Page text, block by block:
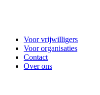
Voor vrijwilligers
Voor organisaties
Contact
Over ons